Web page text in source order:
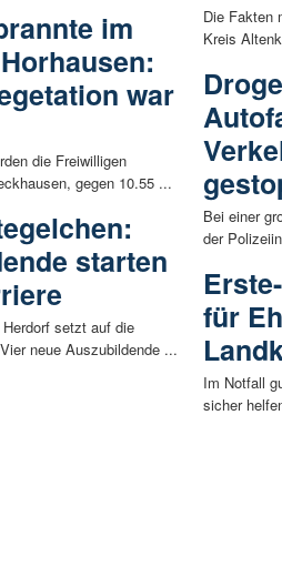
im
war
die Freiwilligen
gegen 10.55 ...
starten
setzt auf die
neue Auszubildende ...
Die Fakten
Kreis
Bei einer
der
für
Im Notfall
sicher